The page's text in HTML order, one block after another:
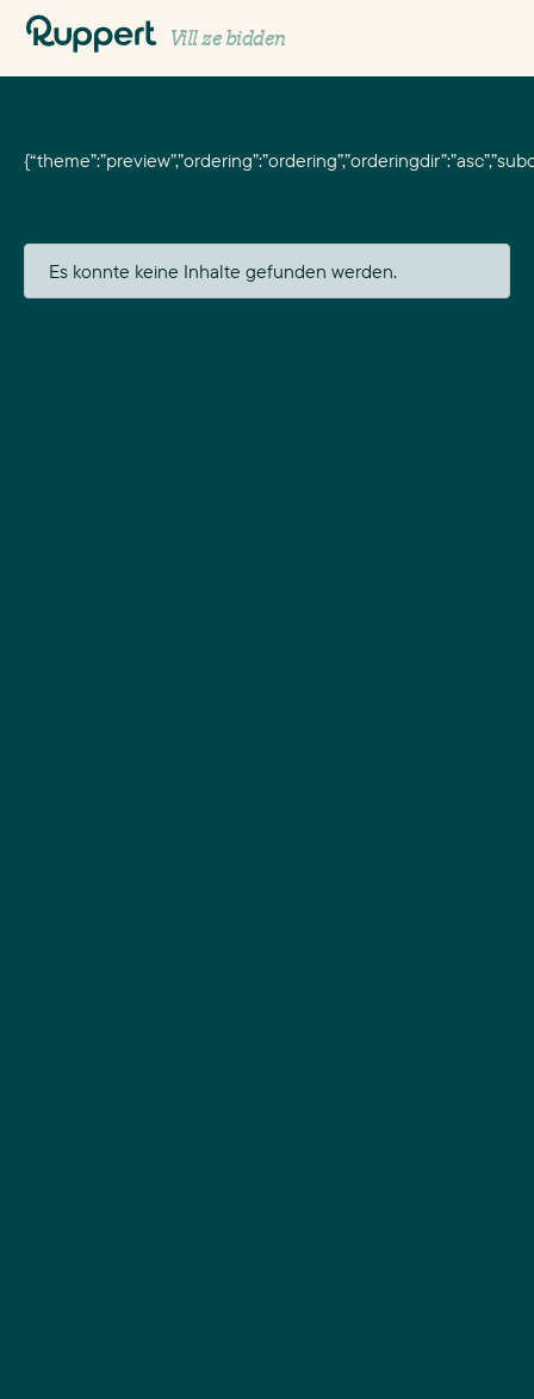
Vill ze bidden
Es konnte keine Inhalte gefunden werden.